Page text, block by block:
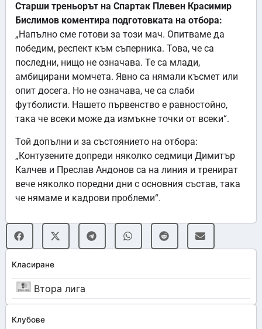
Класиране
Втора лига
Клубове
Старши треньорът на Спартак Плевен Красимир
Бислимов коментира подготовката на отбора:
„Напълно сме готови за този мач. Опитваме да
победим, респект към съперника. Това, че са
последни, нищо не означава. Те са млади,
амбицирани момчета. Явно са нямали късмет или
опит досега. Но не означава, че са слаби
футболисти. Нашето първенство е равностойно,
така че всеки може да измъкне точки от всеки“.
Той допълни и за състоянието на отбора:
„Контузените допреди няколко седмици Димитър
Калчев и Преслав Андонов са на линия и тренират
вече няколко поредни дни с основния състав, така
че нямаме и кадрови проблеми“.